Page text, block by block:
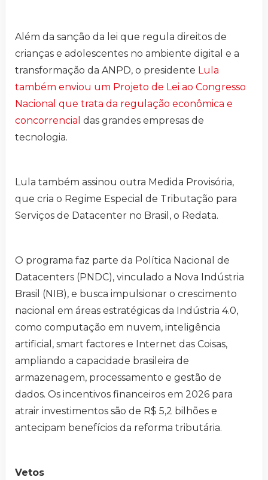
Além da sanção da lei que regula direitos de
crianças e adolescentes no ambiente digital e a
transformação da ANPD, o presidente Lula
também enviou um Projeto de Lei ao Congresso
Nacional que trata da regulação econômica e
concorrencial das grandes empresas de
tecnologia.
Lula também assinou outra Medida Provisória,
que cria o Regime Especial de Tributação para
Serviços de Datacenter no Brasil, o Redata.
O programa faz parte da Política Nacional de
Datacenters (PNDC), vinculado a Nova Indústria
Brasil (NIB), e busca impulsionar o crescimento
nacional em áreas estratégicas da Indústria 4.0,
como computação em nuvem, inteligência
artificial, smart factores e Internet das Coisas,
ampliando a capacidade brasileira de
armazenagem, processamento e gestão de
dados. Os incentivos financeiros em 2026 para
atrair investimentos são de R$ 5,2 bilhões e
antecipam benefícios da reforma tributária.
Vetos